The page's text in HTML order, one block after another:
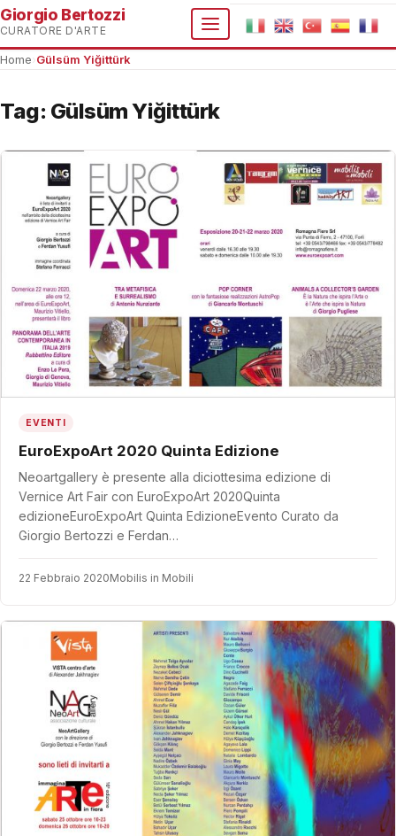
Giorgio Bertozzi
CURATORE D'ARTE
Home Gülsüm Yiğittürk
Tag: Gülsüm Yiğittürk
EVENTI
EuroExpoArt 2020 Quinta Edizione
Neoartgallery è presente alla diciottesima edizione di
Vernice Art Fair con EuroExpoArt 2020Quinta
edizioneEuroExpoArt Quinta EdizioneEvento Curato da
Giorgio Bertozzi e Ferdan…
22 Febbraio 2020Mobilis in Mobili